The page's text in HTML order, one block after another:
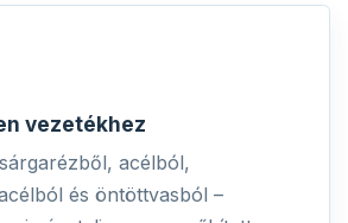
vezetékhez
acélból,
és öntöttvasból –